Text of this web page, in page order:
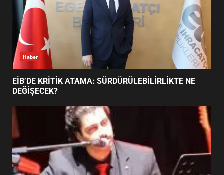
6
BURHANİYE SATRANÇ
TURNUVASI KAYITLARI NEYİ
DEĞİŞTİRİYOR?
BURHANİYE BELEDİYESPOR’DA
YENİ YÖNETİM NASIL
Haber
EİB’DE KRİTİK ATAMA: SÜRDÜRÜLEBİLİRLİKTE NE
DEĞİŞECEK?